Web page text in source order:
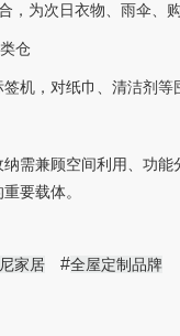
，为次日衣物、雨伞、
仓
签机，对纸巾、清洁剂
需兼顾空间利用、功
要载体。
家居 #全屋定制品牌